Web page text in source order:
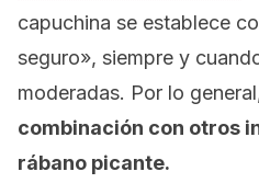
capuchina se establece
seguro», siempre y
moderadas. Por lo
combinación con otros
rábano picante.